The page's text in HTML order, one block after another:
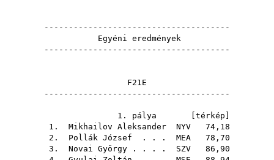
--------------------------------------
Egyéni eredmények
--------------------------------------
F21E
--------------------------------------
1. pálya [ térkép
1. Mikhailov Aleksander NYV 74,18
2. Pollák József . . . MEA 78,70
3. Novai György . . . . SZV 86,90